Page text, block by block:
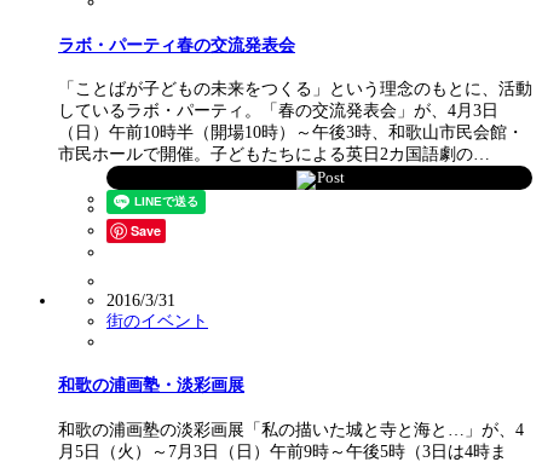
ラボ・パーティ春の交流発表会
「ことばが子どもの未来をつくる」という理念のもとに、活動
しているラボ・パーティ。「春の交流発表会」が、4月3日
（日）午前10時半（開場10時）～午後3時、和歌山市民会館・
市民ホールで開催。子どもたちによる英日2カ国語劇の…
Post
Save
2016/3/31
街のイベント
和歌の浦画塾・淡彩画展
和歌の浦画塾の淡彩画展「私の描いた城と寺と海と…」が、4
月5日（火）～7月3日（日）午前9時～午後5時（3日は4時ま